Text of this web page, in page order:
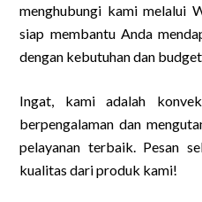
menghubungi kami melalui
siap membantu Anda
dengan kebutuhan dan
Ingat, kami adalah
berpengalaman dan
pelayanan terbaik. Pesan
kualitas dari produk kami!